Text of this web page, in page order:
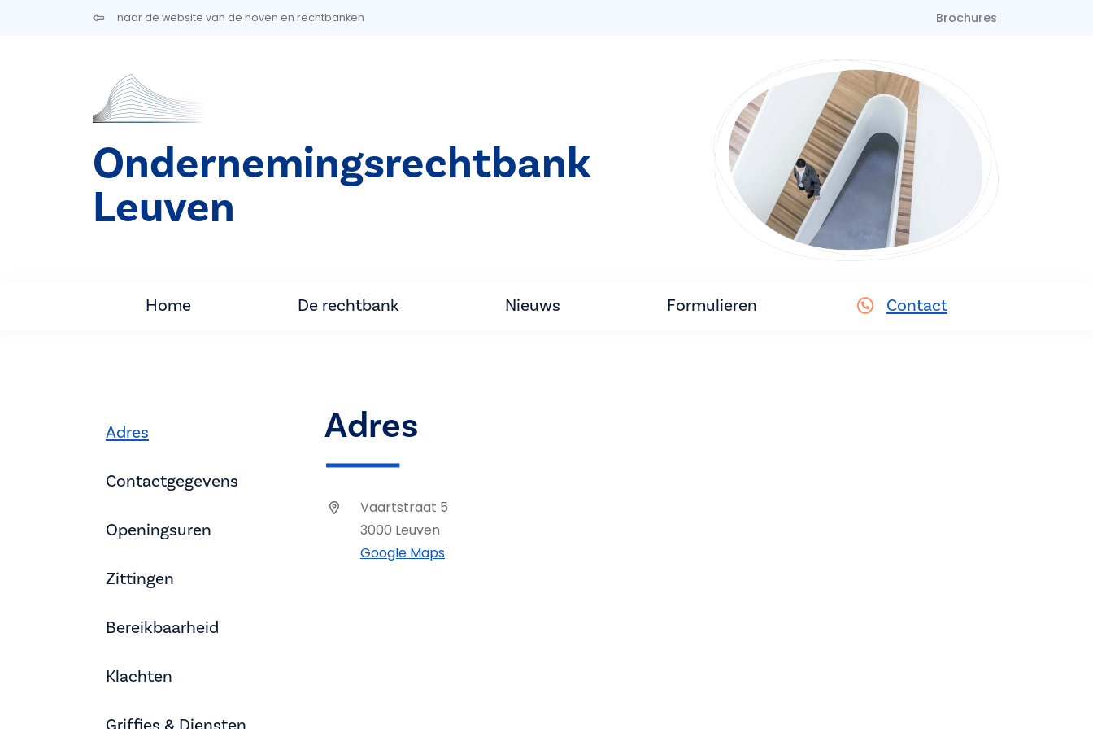
Overslaan en naar de inhoud gaannaar de website van de hoven en rechtbanken Brochures
Ondernemingsrechtbank
Leuven
Home De rechtbank Nieuws Formulieren Contact
Adres
Contactgegevens
Openingsuren
Zittingen
Bereikbaarheid
Klachten
Adres
Vaartstraat 5
3000 Leuven
Google Maps